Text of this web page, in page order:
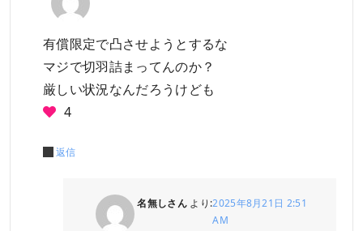
有償限定で凸させようとするな
マジで切羽詰まってんのか？
厳しい状況なんだろうけども
4
返信
名無しさん より:2025年8月21日 2:51
AM